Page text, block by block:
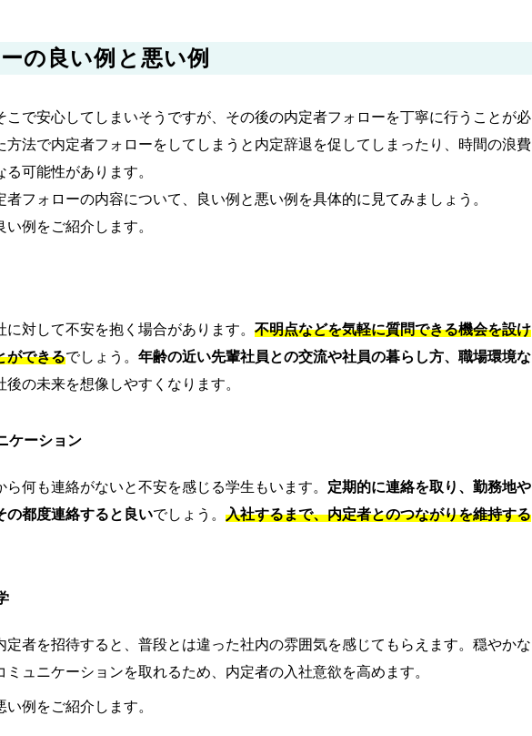
の良い例と悪い例
こで安心してしまいそうですが、その後の内定者フォローを丁寧に行うことが必
方法で内定者フォローをしてしまうと内定辞退を促してしまったり、時間の浪費
可能性があります。
者フォローの内容について、良い例と悪い例を具体的に見てみましょう。
例をご紹介します。
対して不安を抱く場合があります。 不明点などを気軽に質問できる機会を設け
ができるでしょう。 年齢の近い先輩社員との交流や社員の暮らし方、職場環境な
後の未来を想像しやすくなります。
ケーション
何も連絡がないと不安を感じる学生もいます。 定期的に連絡を取り、勤務地や
の都度連絡すると良いでしょう。 入社するまで、内定者とのつながりを維持する
定者を招待すると、普段とは違った社内の雰囲気を感じてもらえます。穏やかな
ュニケーションを取れるため、内定者の入社意欲を高めます。
例をご紹介します。